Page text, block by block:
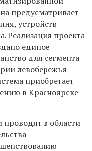
предусматривает
устройств
Реализация проекта
единое
для сегмента
левобережья
приобретает
в Красноярске
в области